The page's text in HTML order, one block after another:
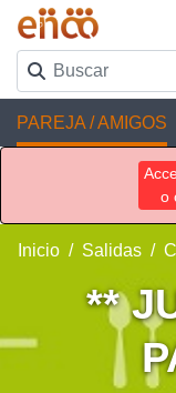
PAREJA / AMIGOS
o
Inicio Salidas
**